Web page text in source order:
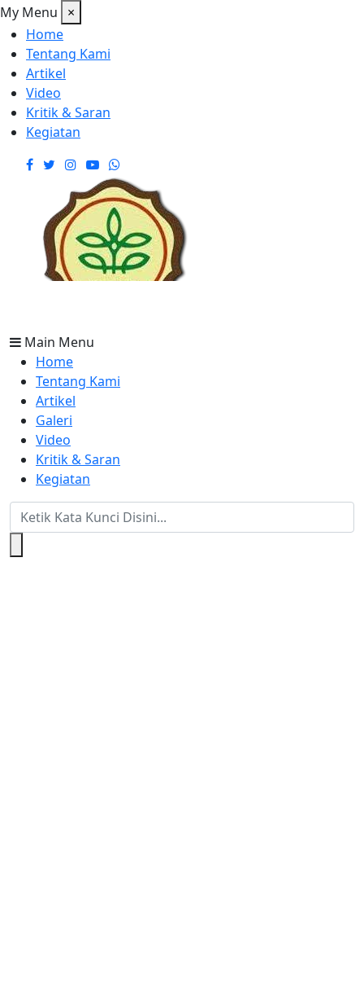
My Menu
×
Home
Tentang Kami
Artikel
Video
Kritik & Saran
Kegiatan
Main Menu
Home
Tentang Kami
Artikel
Galeri
Video
Kritik & Saran
Kegiatan